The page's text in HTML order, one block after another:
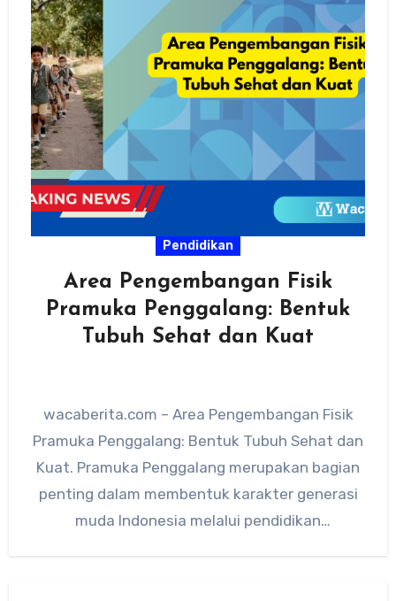
Pendidikan
Area Pengembangan Fisik
Pramuka Penggalang: Bentuk
Tubuh Sehat dan Kuat
wacaberita.com – Area Pengembangan Fisik
Pramuka Penggalang: Bentuk Tubuh Sehat dan
Kuat. Pramuka Penggalang merupakan bagian
penting dalam membentuk karakter generasi
muda Indonesia melalui pendidikan